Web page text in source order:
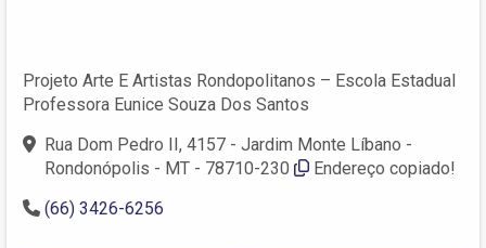
Projeto Arte E Artistas Rondopolitanos – Escola Estadual
Professora Eunice Souza Dos Santos
Rua Dom Pedro II, 4157 - Jardim Monte Líbano -
Rondonópolis - MT - 78710-230
Endereço copiado!
(66) 3426-6256